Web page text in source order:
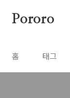
Pororo
홈 태그